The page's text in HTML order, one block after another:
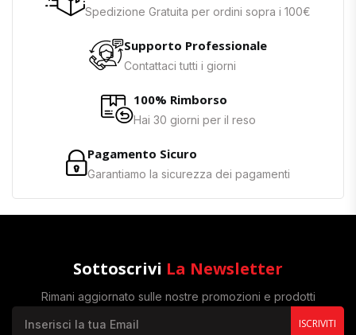
Spedizione Gratuita per ordini sopra i 100€
Supporto Professionale
Contattaci tutti i giorni
100% Rimborso
Hai 30 giorni per il reso
Pagamento Sicuro
Garantiamo la sicurezza dei pagamenti
Sottoscrivi La Newsletter
Rimani aggiornato sulle nostre promozioni e prodotti
ISCRIVITI